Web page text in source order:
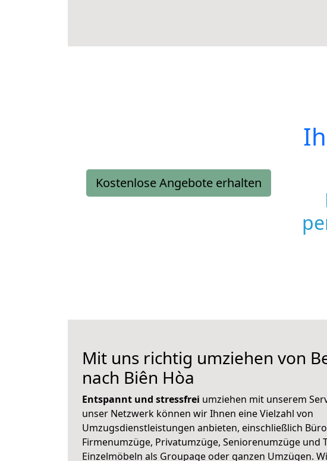
Kostenlose Angebote erhalten
Mit uns richtig umziehen von
nach Biên Hòa
Entspannt und stressfrei umziehen mit unserem
unser Netzwerk können wir Ihnen eine Vielzahl von
Umzugsdienstleistungen anbieten, einschließlich
Firmenumzüge, Privatumzüge, Seniorenumzüge und
Einzelmöbeln als Groupage oder ganzen Umzügen.